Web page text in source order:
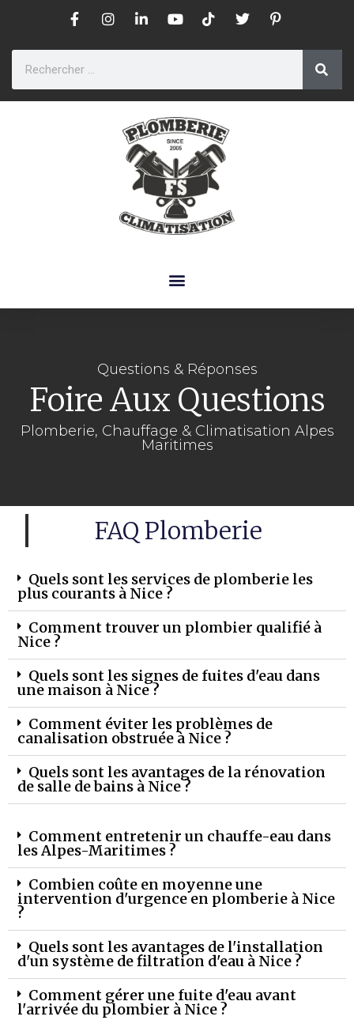
Questions & Réponses
Foire Aux Questions
Plomberie, Chauffage & Climatisation Alpes
Maritimes
FAQ Plomberie
Quels sont les services de plomberie les
plus courants à Nice ?
Comment trouver un plombier qualifié à
Nice ?
Quels sont les signes de fuites d'eau dans
une maison à Nice ?
Comment éviter les problèmes de
canalisation obstruée à Nice ?
Quels sont les avantages de la rénovation
de salle de bains à Nice ?
Comment entretenir un chauffe-eau dans
les Alpes-Maritimes ?
Combien coûte en moyenne une
intervention d'urgence en plomberie à Nice
?
Quels sont les avantages de l'installation
d'un système de filtration d'eau à Nice ?
Comment gérer une fuite d'eau avant
l'arrivée du plombier à Nice ?